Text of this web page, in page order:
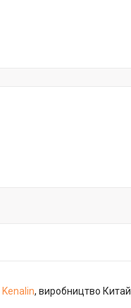
Kenalin, виробництво Китай.